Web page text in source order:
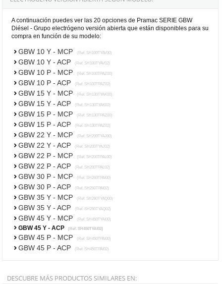
A continuación puedes ver las 20 opciones de Pramac SERIE GBW
Diésel - Grupo electrógeno versión abierta que están disponibles para su
compra en función de su modelo:
GBW 10 Y - MCP (Ref. SH100TYAV00)
GBW 10 Y - ACP (Ref. SH100TYAV02)
GBW 10 P - MCP (Ref. SH100TPAZ00)
GBW 10 P - ACP (Ref. SH100TPAZ02)
GBW 15 Y - MCP (Ref. SH130TYAK00)
GBW 15 Y - ACP (Ref. SH130TYAK02)
GBW 15 P - MCP (Ref. SH130TPAZ00)
GBW 15 P - ACP (Ref. SH130TPAZ02)
GBW 22 Y - MCP (Ref. SH200TYAJ00)
GBW 22 Y - ACP (Ref. SH200TYAJ02)
GBW 22 P - MCP (Ref. SH200TPAL00)
GBW 22 P - ACP (Ref. SH200TPAL02)
GBW 30 P - MCP (Ref. SH260TPAI00)
GBW 30 P - ACP (Ref. SH260TPAI02)
GBW 35 Y - MCP (Ref. SH260TYAQ00)
GBW 35 Y - ACP (Ref. SH260TYAQ02)
GBW 45 Y - MCP (Ref. SH450TYAI00)
GBW 45 Y - ACP (Ref. SH450TYAI02)
GBW 45 P - MCP (Ref. SH450TPAI00)
GBW 45 P - ACP (Ref. SH450TPAI02)
DESCUBRE MÁS PRODUCTOS SIMILARES EN: